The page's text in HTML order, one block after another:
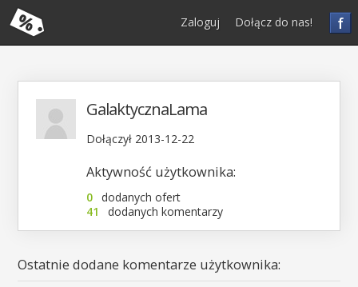
f
Zaloguj Dołącz do nas!
GalaktycznaLama
Dołączył 2013-12-22
Aktywność użytkownika:
0 dodanych ofert
41
dodanych komentarzy
Ostatnie dodane komentarze użytkownika: